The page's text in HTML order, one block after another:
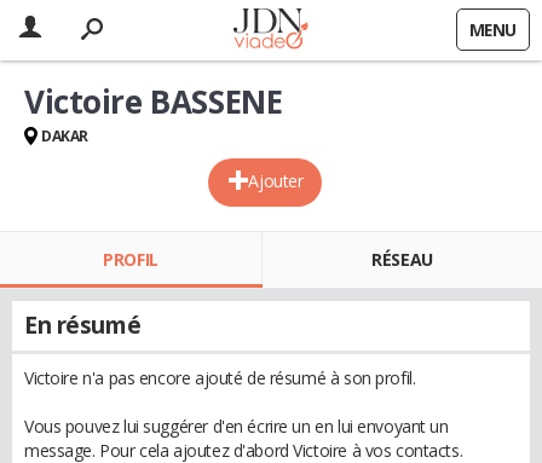
MENU
Ajouter
Victoire BASSENE
DAKAR
PROFIL RÉSEAU
En résumé
Victoire n'a pas encore ajouté de résumé à son profil.
Vous pouvez lui suggérer d'en écrire un en lui envoyant un
message. Pour cela ajoutez d'abord Victoire à vos contacts.